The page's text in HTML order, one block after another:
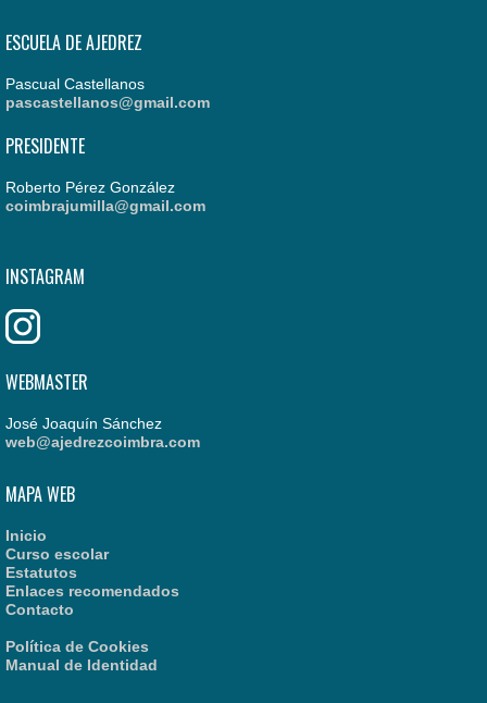
ESCUELA DE AJEDREZ
Pascual Castellanos
pascastellanos@gmail.com
PRESIDENTE
Roberto Pérez González
coimbrajumilla@gmail.com
INSTAGRAM
WEBMASTER
José Joaquín Sánchez
web@ajedrezcoimbra.com
MAPA WEB
Inicio
Curso escolar
Estatutos
Enlaces recomendados
Contacto
Política de Cookies
Manual de Identidad